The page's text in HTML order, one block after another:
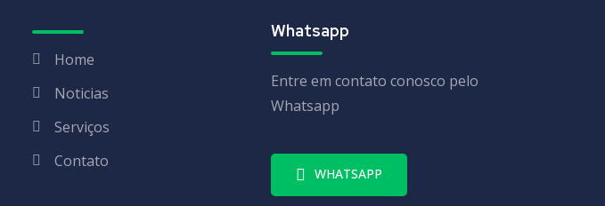
Home
Noticias
Serviços
Contato
Whatsapp
Entre em contato conosco pelo
Whatsapp
WHATSAPP